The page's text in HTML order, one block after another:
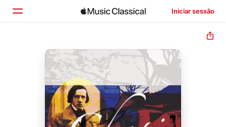
Iniciar sessão
Início
Explorar
Buscar